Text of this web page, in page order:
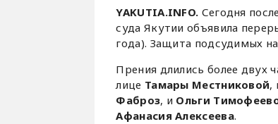
YAKUTIA.INFO. Сегодня
суда Якутии объявила
года). Защита подсудимых
Прения длились более
лице Тамары Местниковой,
Фаброз, и Ольги
Афанасия Алексеева.